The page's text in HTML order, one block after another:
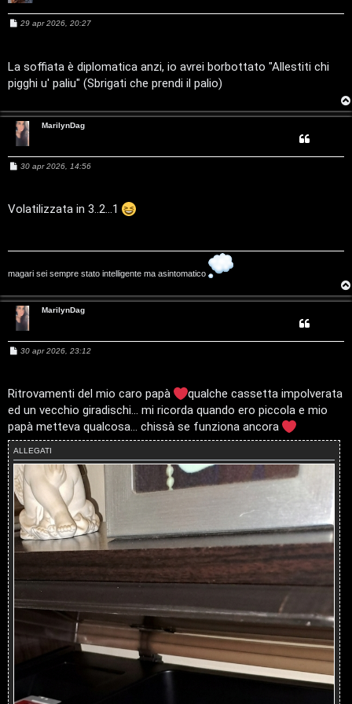
M
a
g
g
29 apr 2026, 20:27
La soffiata è diplomatica anzi, io avrei borbottato "Allestiti chi
pigghi u' paliu" (Sbrigati che prendi il palio)
MarilynDag
M
a
30 apr 2026, 14:56
Volatilizzata in 3..2...1
magari sei sempre stato intelligente ma asintomatico
MarilynDag
M
a
g
o
30 apr 2026, 23:12
Ritrovamenti del mio caro papà
qualche cassetta impolverata
ed un vecchio giradischi... mi ricorda quando ero piccola e mio
papà metteva qualcosa... chissà se funziona ancora
ALLEGATI
l
t
o
e
G
g
i
D
’
g
o
s
t
i
n
o
P
l
a
n
e